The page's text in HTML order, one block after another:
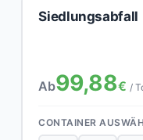
Siedlungsabfall
Ab99,88€ /
CONTAINER